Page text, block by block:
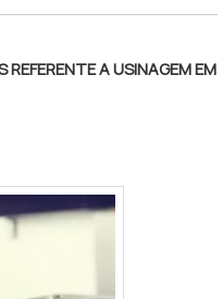
lixadeiras moveleiras,
mesa elevadora, mais
deve oferecer
de demonstrar
sua área de atuação.
– Usinagem São Bento
procurar por mesa
REFERENTE A USINAGEM EM